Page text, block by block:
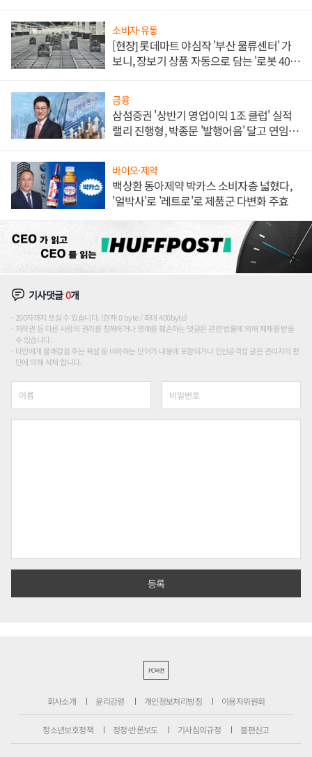
소비자·유통
[현장] 롯데마트 야심작 '부산 물류센터' 가
보니, 장보기 상품 자동으로 담는 '로봇 400
금융
삼섬증권 '상반기 영업이익 1조 클럽' 실적
랠리 진행형, 박종문 '발행어음' 달고 연임 향
바이오·제약
백상환 동아제약 박카스 소비자층 넓혔다,
'얼박사'로 '레트로'로 제품군 다변화 주효
기사댓글0개
200자까지 쓰실 수 있습니다. (현재 0 byte / 최대 400byte)
저작권 등 다른 사람의 권리를 침해하거나 명예를 훼손하는 댓글은 관련 법률에 의해 제재를 받을
수 있습니다.
타인에게 불쾌감을 주는 욕설 등 비하하는 단어가 내용에 포함되거나 인신공격성 글은 관리자의 판
단에 의해 삭제 합니다.
PC버전
회사소개 윤리강령 개인정보처리방침 이용자위원회
청소년보호정책 정정·반론보도 기사심의규정 불편신고